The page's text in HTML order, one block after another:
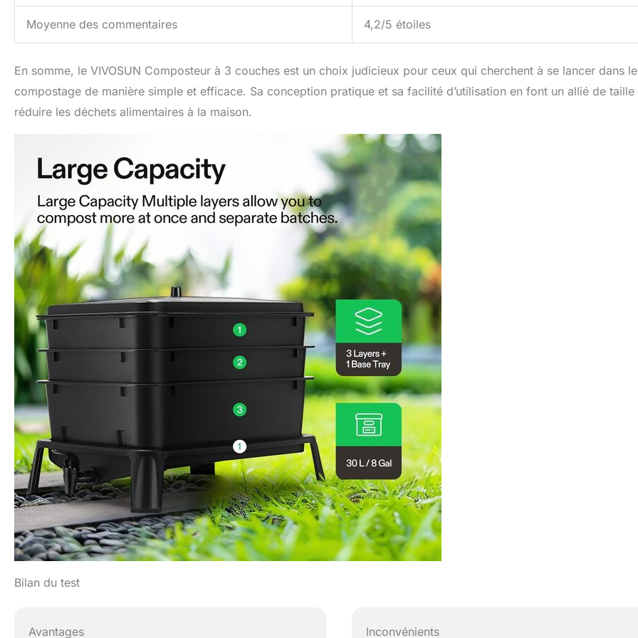
Moyenne des commentaires 4,2/5 étoiles
En somme, le VIVOSUN Composteur à 3 couches est un choix judicieux pour ceux qui cherchent à se lancer dans le
compostage de manière simple et efficace. Sa conception pratique et sa facilité d’utilisation en font un allié de
réduire les déchets alimentaires à la maison.
Bilan du test
Avantages Inconvénients